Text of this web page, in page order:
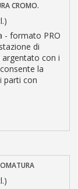
CROMO.
- formato PRO
di
con i
la
parti con